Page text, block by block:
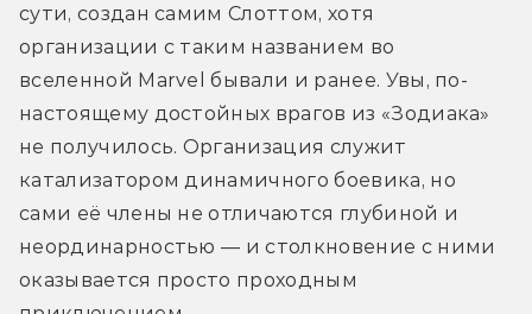
сути, создан самим Слоттом, хотя
организации с таким названием во
вселенной Marvel бывали и ранее. Увы, по-
настоящему достойных врагов из «Зодиака»
не получилось. Организация служит
катализатором динамичного боевика, но
сами её члены не отличаются глубиной и
неординарностью — и столкновение с ними
оказывается просто проходным